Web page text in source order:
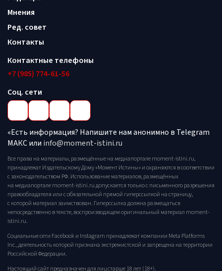
Мнения
Ред. совет
Контакты
Контактные телефоны
+7 (985) 774-61-56
Соц. сети
«Есть информация? Напишите нам анонимно в Telegram
МАКС или info@moment-istini.ru
Все права на материалы, размещённые на медиапортале moment-istini.ru,
принадлежат Издательскому Дому «Момент Истины» и охраняются в соответствии
с законодательством РФ. Использование материалов, размещённых
на медиапортале moment-istini.ru допускается только с письменного разрешения
правообладателя или с обязательной прямой гиперссылкой на страницу,
с которой материал заимствован. Гиперссылка должна размещаться
непосредственно в тексте, воспроизводящем оригинальный материал moment-
istini.ru.
Социальные сети Facebook и Instagram принадлежат компании Meta Platforms
Inc., деятельность которой признана экстремистской и запрещена на территории
Российской Федерации.
Настоящий сайт предназначен для лиц старше 18 лет (18+).